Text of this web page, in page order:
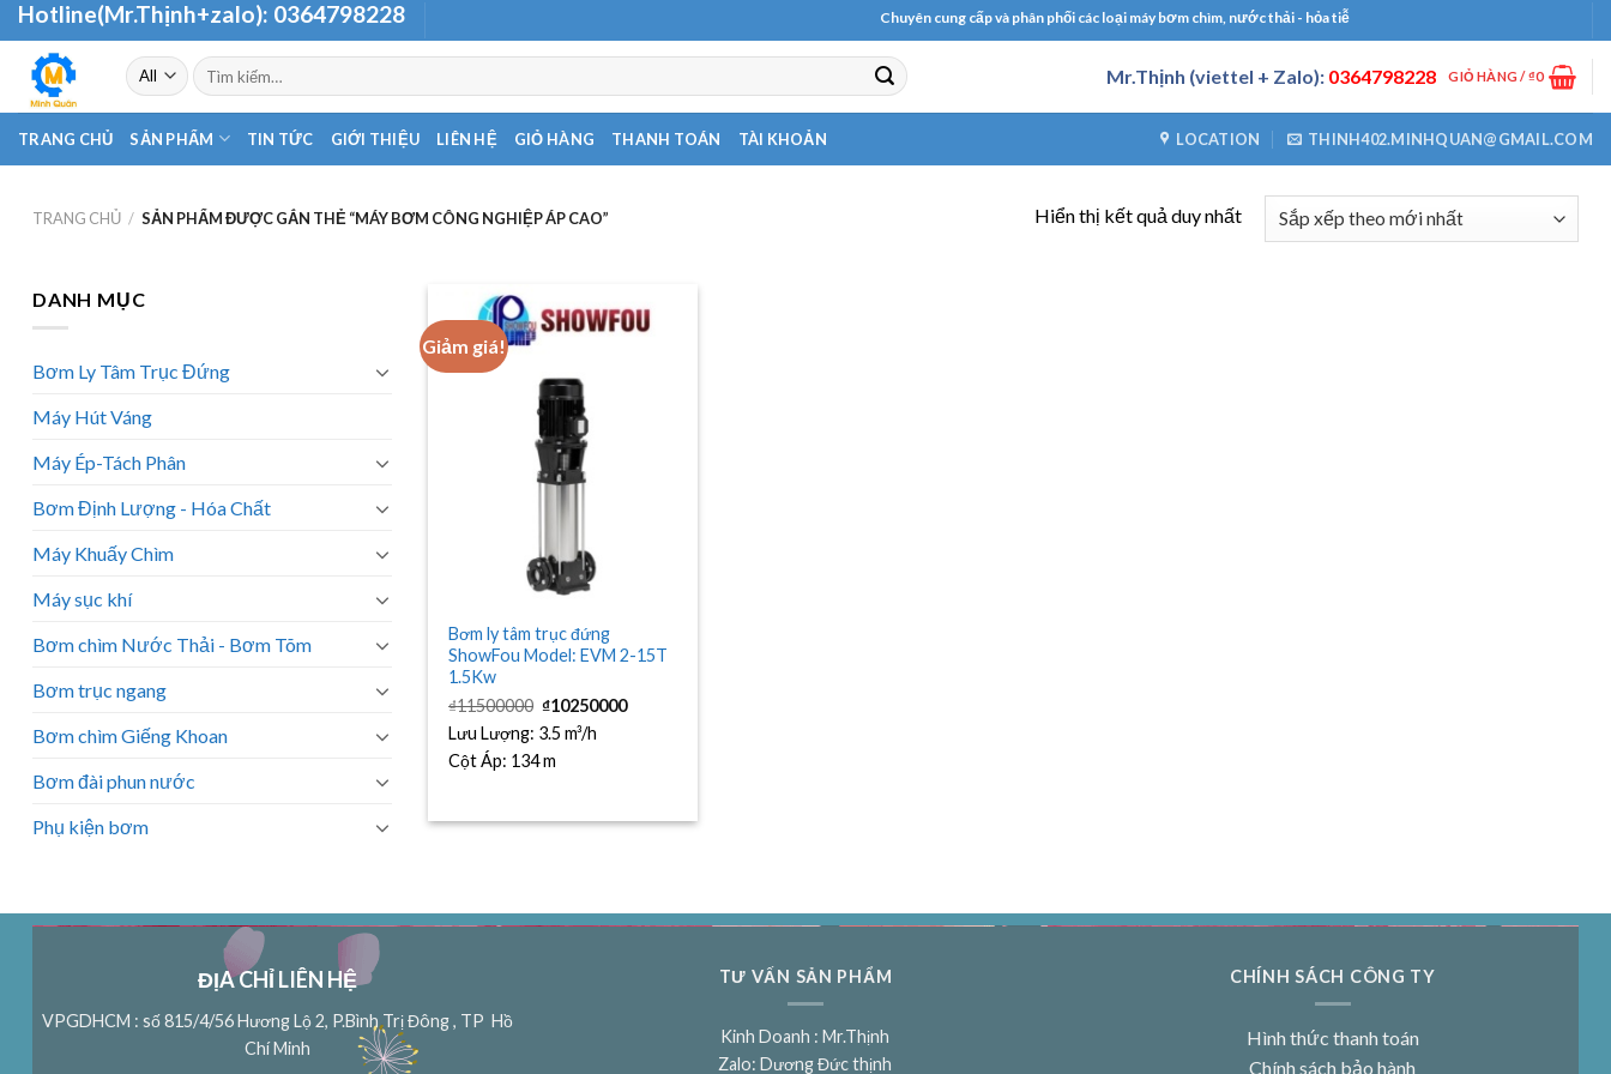
Skip
to
content
Hotline(Mr.Thịnh+zalo): 0364798228 Chuyên cung cấp và phân phối các loại máy bơm chìm, nước thải - hỏa tiễn, bơm công nghiệp, bơm định lượng,
Tìm
kiếm:
Mr.Thịnh (viettel + Zalo): 0364798228 GIỎ HÀNG /₫0
TRANG CHỦ SẢN PHẨM TIN TỨC GIỚI THIỆU LIÊN HỆ GIỎ HÀNG THANH TOÁN TÀI KHOẢN LOCATION THINH402.MINHQUAN@GMAIL.COM
TRANG CHỦ / SẢN PHẨM ĐƯỢC GẮN THẺ “MÁY BƠM CÔNG NGHIỆP ÁP CAO” Hiển thị kết quả duy nhất
DANH MỤC
Bơm Ly Tâm Trục Đứng
Máy Hút Váng
Máy Ép-Tách Phân
Bơm Định Lượng - Hóa Chất
Máy Khuấy Chìm
Máy sục khí
Bơm chìm Nước Thải - Bơm Tõm
Bơm trục ngang
Bơm chìm Giếng Khoan
Bơm đài phun nước
Phụ kiện bơm
Giảm giá!
Bơm ly tâm trục đứng
ShowFou Model: EVM 2-15T
1.5Kw
₫11500000 Giá
gốc
là:
₫10250000Giá
hiện
Lưu Lượng: 3.5 m³/h
Cột Áp: 134 m
ĐỊA CHỈ LIÊN HỆ
VPGDHCM : số 815/4/56 Hương Lộ 2, P.Bình Trị Đông , TP Hồ
Chí Minh
TƯ VẤN SẢN PHẨM
Kinh Doanh : Mr.Thịnh
Zalo: Dương Đức thịnh
CHÍNH SÁCH CÔNG TY
Hình thức thanh toán
Chính sách bảo hành